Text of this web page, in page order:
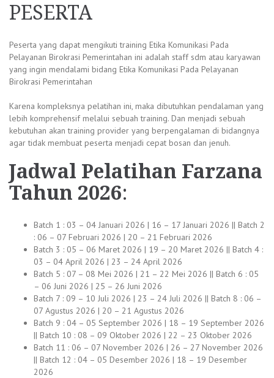
PESERTA
Peserta yang dapat mengikuti training Etika Komunikasi Pada
Pelayanan Birokrasi Pemerintahan ini adalah staff sdm atau karyawan
yang ingin mendalami bidang Etika Komunikasi Pada Pelayanan
Birokrasi Pemerintahan
Karena kompleksnya pelatihan ini, maka dibutuhkan pendalaman yang
lebih komprehensif melalui sebuah training. Dan menjadi sebuah
kebutuhan akan training provider yang berpengalaman di bidangnya
agar tidak membuat peserta menjadi cepat bosan dan jenuh.
Jadwal Pelatihan Farzana
Tahun 2026:
Batch 1 : 03 – 04 Januari 2026 | 16 – 17 Januari 2026 || Batch 2
: 06 – 07 Februari 2026 | 20 – 21 Februari 2026
Batch 3 : 05 – 06 Maret 2026 | 19 – 20 Maret 2026 || Batch 4 :
03 – 04 April 2026 | 23 – 24 April 2026
Batch 5 : 07 – 08 Mei 2026 | 21 – 22 Mei 2026 || Batch 6 : 05
– 06 Juni 2026 | 25 – 26 Juni 2026
Batch 7 : 09 – 10 Juli 2026 | 23 – 24 Juli 2026 || Batch 8 : 06 –
07 Agustus 2026 | 20 – 21 Agustus 2026
Batch 9 : 04 – 05 September 2026 | 18 – 19 September 2026
|| Batch 10 : 08 – 09 Oktober 2026 | 22 – 23 Oktober 2026
Batch 11 : 06 – 07 November 2026 | 26 – 27 November 2026
|| Batch 12 : 04 – 05 Desember 2026 | 18 – 19 Desember
2026